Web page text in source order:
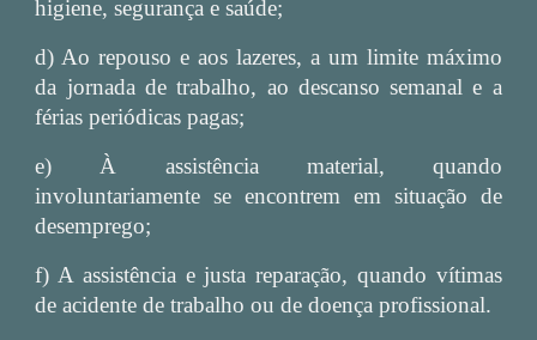
higiene, segurança e saúde;
d) Ao repouso e aos lazeres, a um limite máximo
da jornada de trabalho, ao descanso semanal e a
férias periódicas pagas;
e) À assistência material, quando
involuntariamente se encontrem em situação de
desemprego;
f) A assistência e justa reparação, quando vítimas
de acidente de trabalho ou de doença profissional.